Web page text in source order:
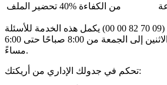
تحضير الملف
40% من الكفاءة
(09 70 82 00 00) يكمل هذه الخدمة للأسئلة
التقنية. فريق متاح من الاثنين إلى الجمعة من 8:00 صباحًا حتى 6:00
مساءً.
تحكم في جدولك الإداري من أريكتك: